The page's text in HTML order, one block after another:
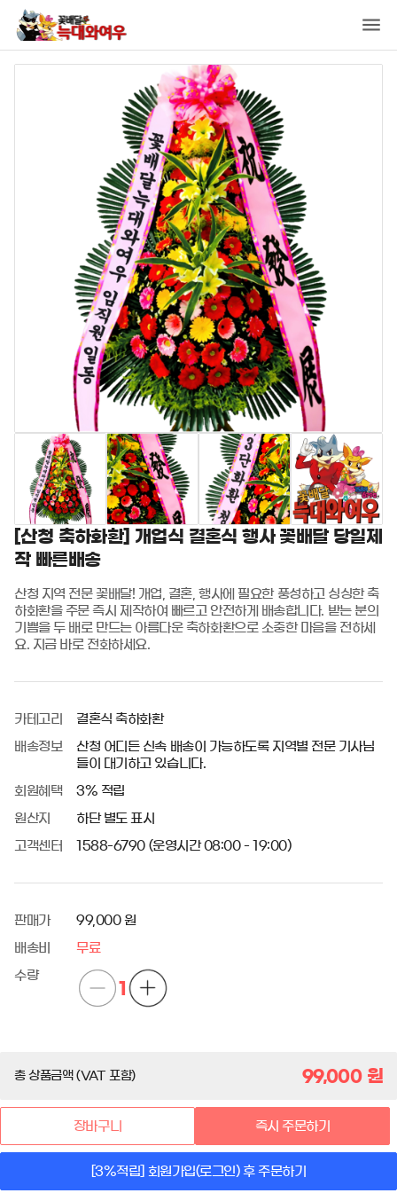
[산청 축하화환] 개업식 결혼식 행사 꽃배달 당일제
작 빠른배송
산청 지역 전문 꽃배달! 개업, 결혼, 행사에 필요한 풍성하고 싱싱한 축
하화환을 주문 즉시 제작하여 빠르고 안전하게 배송합니다. 받는 분의
기쁨을 두 배로 만드는 아름다운 축하화환으로 소중한 마음을 전하세
요. 지금 바로 전화하세요.
카테고리 결혼식 축하화환
배송정보
산청 어디든 신속 배송이 가능하도록 지역별 전문 기사님
들이 대기하고 있습니다.
회원혜택 3% 적립
원산지 하단 별도 표시
고객센터 1588-6790 (운영시간 08:00 - 19:00)
판매가 99,000 원
배송비 무료
수량
1
총 상품금액 (VAT 포함) 99,000원
장바구니 즉시 주문하기
[3%적립] 회원가입(로그인) 후 주문하기